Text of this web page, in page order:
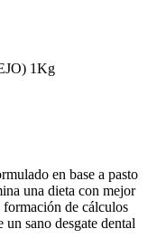
1Kg
en base a pasto
una dieta con mejor
de cálculos
sano desgate dental